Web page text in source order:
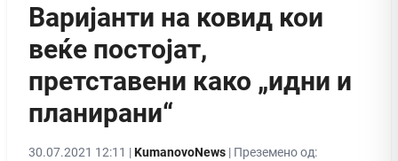
Варијанти на ковид кои
веќе постојат,
претставени како „идни и
планирани“
30.07.2021 12:11 |KumanovoNews | Преземено од: